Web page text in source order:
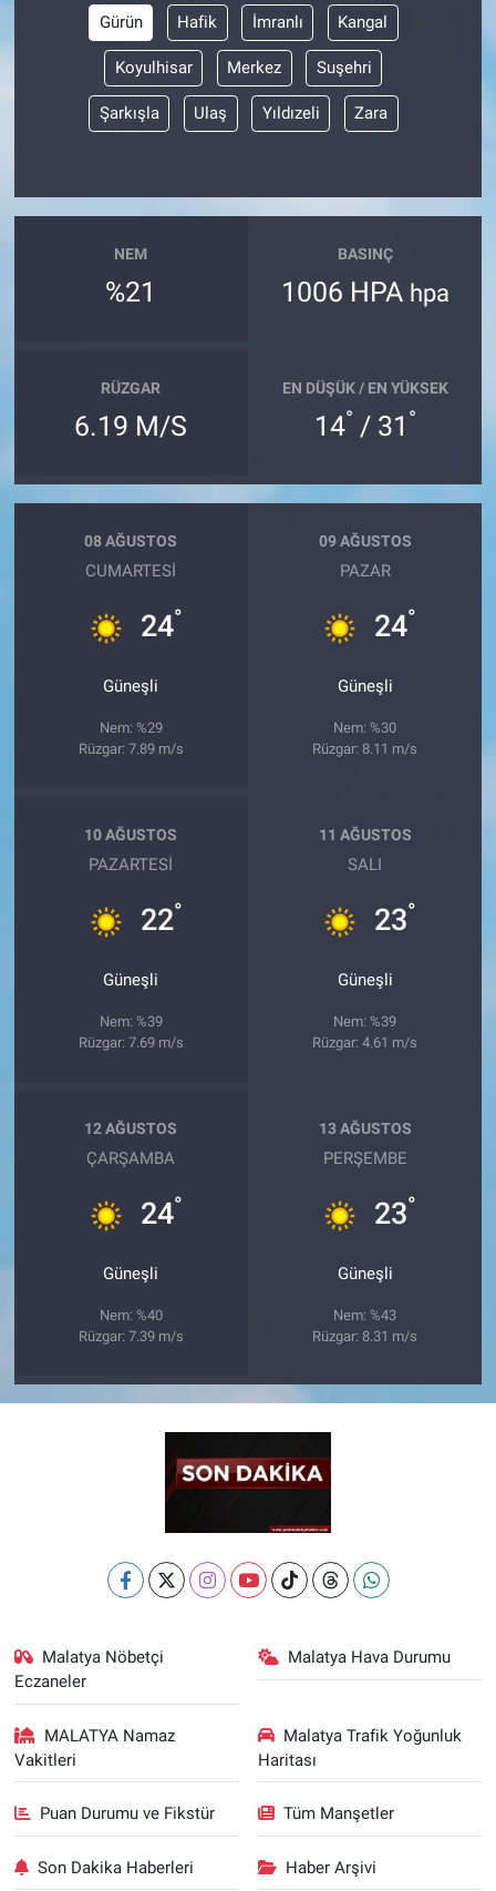
Gürün Hafik İmranlı Kangal
Koyulhisar Merkez Suşehri
Şarkışla Ulaş Yıldızeli Zara
NEM
%21
BASINÇ
1006 HPA hpa
RÜZGAR
6.19 M/S
EN DÜŞÜK / EN YÜKSEK
14° / 31 °
08 AĞUSTOS
CUMARTESI
24°
Güneşli
Nem: %29
Rüzgar: 7.89 m/s
09 AĞUSTOS
PAZAR
24°
Güneşli
Nem: %30
Rüzgar: 8.11 m/s
10 AĞUSTOS
PAZARTESI
22°
Güneşli
Nem: %39
Rüzgar: 7.69 m/s
11 AĞUSTOS
SALI
23°
Güneşli
Nem: %39
Rüzgar: 4.61 m/s
12 AĞUSTOS
ÇARŞAMBA
24°
Güneşli
Nem: %40
Rüzgar: 7.39 m/s
13 AĞUSTOS
PERŞEMBE
23°
Güneşli
Nem: %43
Rüzgar: 8.31 m/s
Malatya Nöbetçi
Eczaneler
Malatya Hava Durumu
MALATYA Namaz
Vakitleri
Malatya Trafik Yoğunluk
Haritası
Puan Durumu ve Fikstür Tüm Manşetler
Son Dakika Haberleri Haber Arşivi